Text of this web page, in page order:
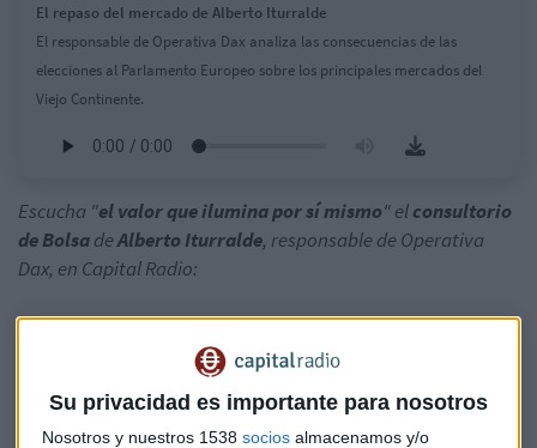
Su privacidad es importante para nosotros
Nosotros y nuestros 1538 socios almacenamos y/o
El repaso del mercado de Alberto Iturralde
El responsable de Operativa Dax analiza las consecuencias de las
elecciones al Parlamento Europeo sobre los principales mercados del
Viejo Continente.
Escucha "el valor que ilumina por sí mismo" elconsultorio
de BolsadeAlberto Iturralde, responsable de Operativa
Dax, en Capital Radio:
Alberto Iturralde, responsable de Operativa Dax, repasa los títulos de
Ferrovial, Total Energies, Ferrovial, Carnival y Aena, entre otros